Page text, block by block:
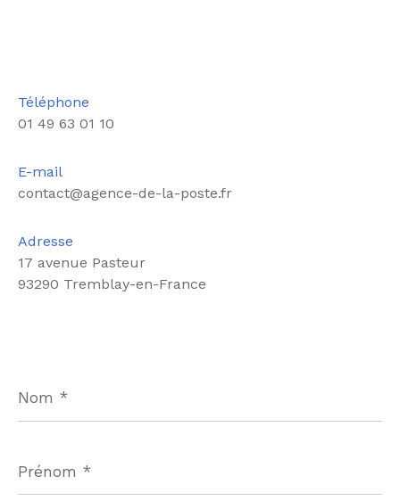
Téléphone
01 49 63 01 10
E-mail
contact@agence-de-la-poste.fr
Adresse
17 avenue Pasteur
93290 Tremblay-en-France
*
*